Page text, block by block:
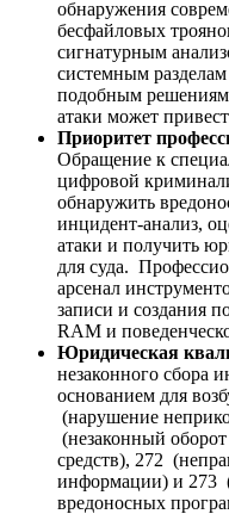
обнаружения
бесфайловых
сигнатурным
системным
подобным решениям
атаки может
Приоритет
Обращение к
цифровой
обнаружить
инцидент-анализ,
атаки и получить
для суда.
арсенал
записи и создания
RAM и
Юридическая
незаконного сбора
основанием для
(нарушение
(незаконный
средств), 272
информации) и 273
вредоносных